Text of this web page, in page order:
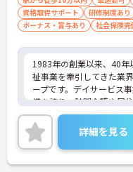
資格取得サポート
研修制度あり
ボーナス・賞与あり
社会保険完
1983年の創業以来、40
祉事業を牽引してきた業
ープです。デイサービス
模を誇り、訪問介護や居
業を展開することで、地
ストップで応える体制を
シティ経営を積極的に推
発揮できる職場環境の構
な特色です。また、大規
詳細を見る